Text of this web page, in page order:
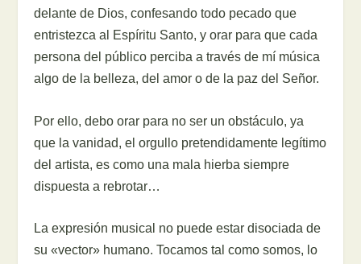
delante de Dios, confesando todo pecado que
entristezca al Espíritu Santo, y orar para que cada
persona del público perciba a través de mí música
algo de la belleza, del amor o de la paz del Señor.
Por ello, debo orar para no ser un obstáculo, ya
que la vanidad, el orgullo pretendidamente legítimo
del artista, es como una mala hierba siempre
dispuesta a rebrotar…
La expresión musical no puede estar disociada de
su «vector» humano. Tocamos tal como somos, lo